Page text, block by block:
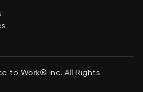
to Work® Inc. All Rights